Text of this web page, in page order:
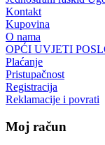
Kontakt
Kupovina
O nama
OPĆI UVJETI
Plaćanje
Pristupačnost
Registracija
Reklamacije i povrati
Moj račun